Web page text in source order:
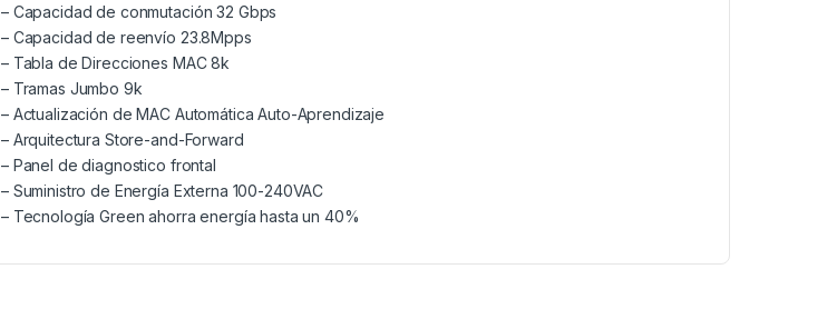
– Capacidad de conmutación 32 Gbps
– Capacidad de reenvío 23.8Mpps
– Tabla de Direcciones MAC 8k
– Tramas Jumbo 9k
– Actualización de MAC Automática Auto-Aprendizaje
– Arquitectura Store-and-Forward
– Panel de diagnostico frontal
– Suministro de Energía Externa 100-240VAC
– Tecnología Green ahorra energía hasta un 40%